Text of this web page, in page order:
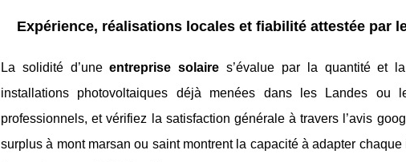
Expérience, réalisations locales et fiabilité attestée par
La solidité d’uneentreprise solaire s’évalue par la quantité et
installations photovoltaiques déjà menées dans les Landes
professionnels, et vérifiez la satisfaction générale à travers l’avis
surplus à mont marsan ou saint montrent la capacité à adapter